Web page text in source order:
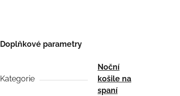
Doplňkové parametry
Kategorie
Noční
košile na
spaní